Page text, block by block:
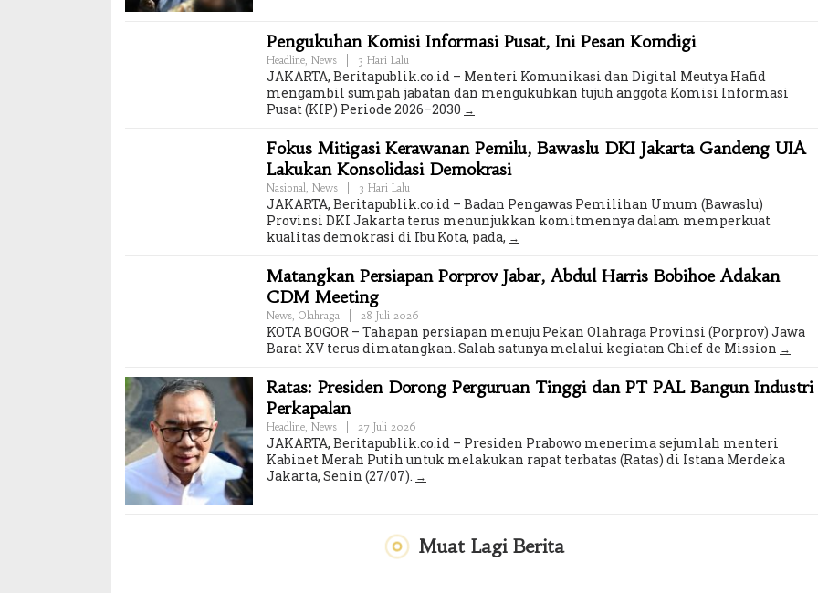
Pengukuhan Komisi Informasi Pusat, Ini Pesan Komdigi
Headline News 3 Hari Lalu
JAKARTA, Beritapublik.co.id – Menteri Komunikasi dan Digital Meutya Hafid
mengambil sumpah jabatan dan mengukuhkan tujuh anggota Komisi Informasi
Pusat (KIP) Periode 2026–2030
Fokus Mitigasi Kerawanan Pemilu, Bawaslu DKI Jakarta Gandeng UIA
Lakukan Konsolidasi Demokrasi
Nasional News 3 Hari Lalu
JAKARTA, Beritapublik.co.id – Badan Pengawas Pemilihan Umum (Bawaslu)
Provinsi DKI Jakarta terus menunjukkan komitmennya dalam memperkuat
kualitas demokrasi di Ibu Kota, pada,
Matangkan Persiapan Porprov Jabar, Abdul Harris Bobihoe Adakan
CDM Meeting
News Olahraga 28 Juli 2026
KOTA BOGOR – Tahapan persiapan menuju Pekan Olahraga Provinsi (Porprov) Jawa
Barat XV terus dimatangkan. Salah satunya melalui kegiatan Chief de Mission
Ratas: Presiden Dorong Perguruan Tinggi dan PT PAL Bangun Industri
Perkapalan
Headline News 27 Juli 2026
JAKARTA, Beritapublik.co.id – Presiden Prabowo menerima sejumlah menteri
Kabinet Merah Putih untuk melakukan rapat terbatas (Ratas) di Istana Merdeka
Jakarta, Senin (27/07).
Muat Lagi Berita